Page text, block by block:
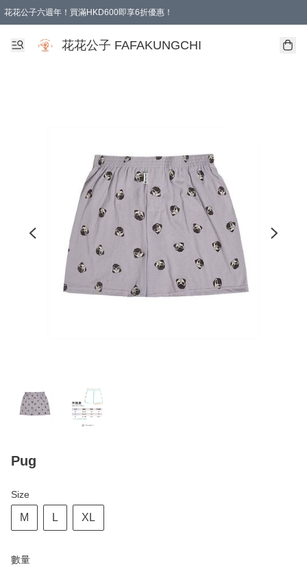
花花公子六週年！買滿HKD600即享6折優惠！
購物滿 HKD 600.00即享免運費優惠！（適用於 本地取貨 )
花花公子 FAFAKUNGCHI
Pug
Size
M L XL
數量